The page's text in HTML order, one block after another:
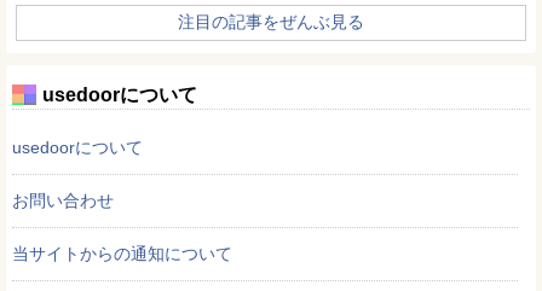
注目の記事をぜんぶ見る
usedoorについて
usedoorについて
お問い合わせ
当サイトからの通知について